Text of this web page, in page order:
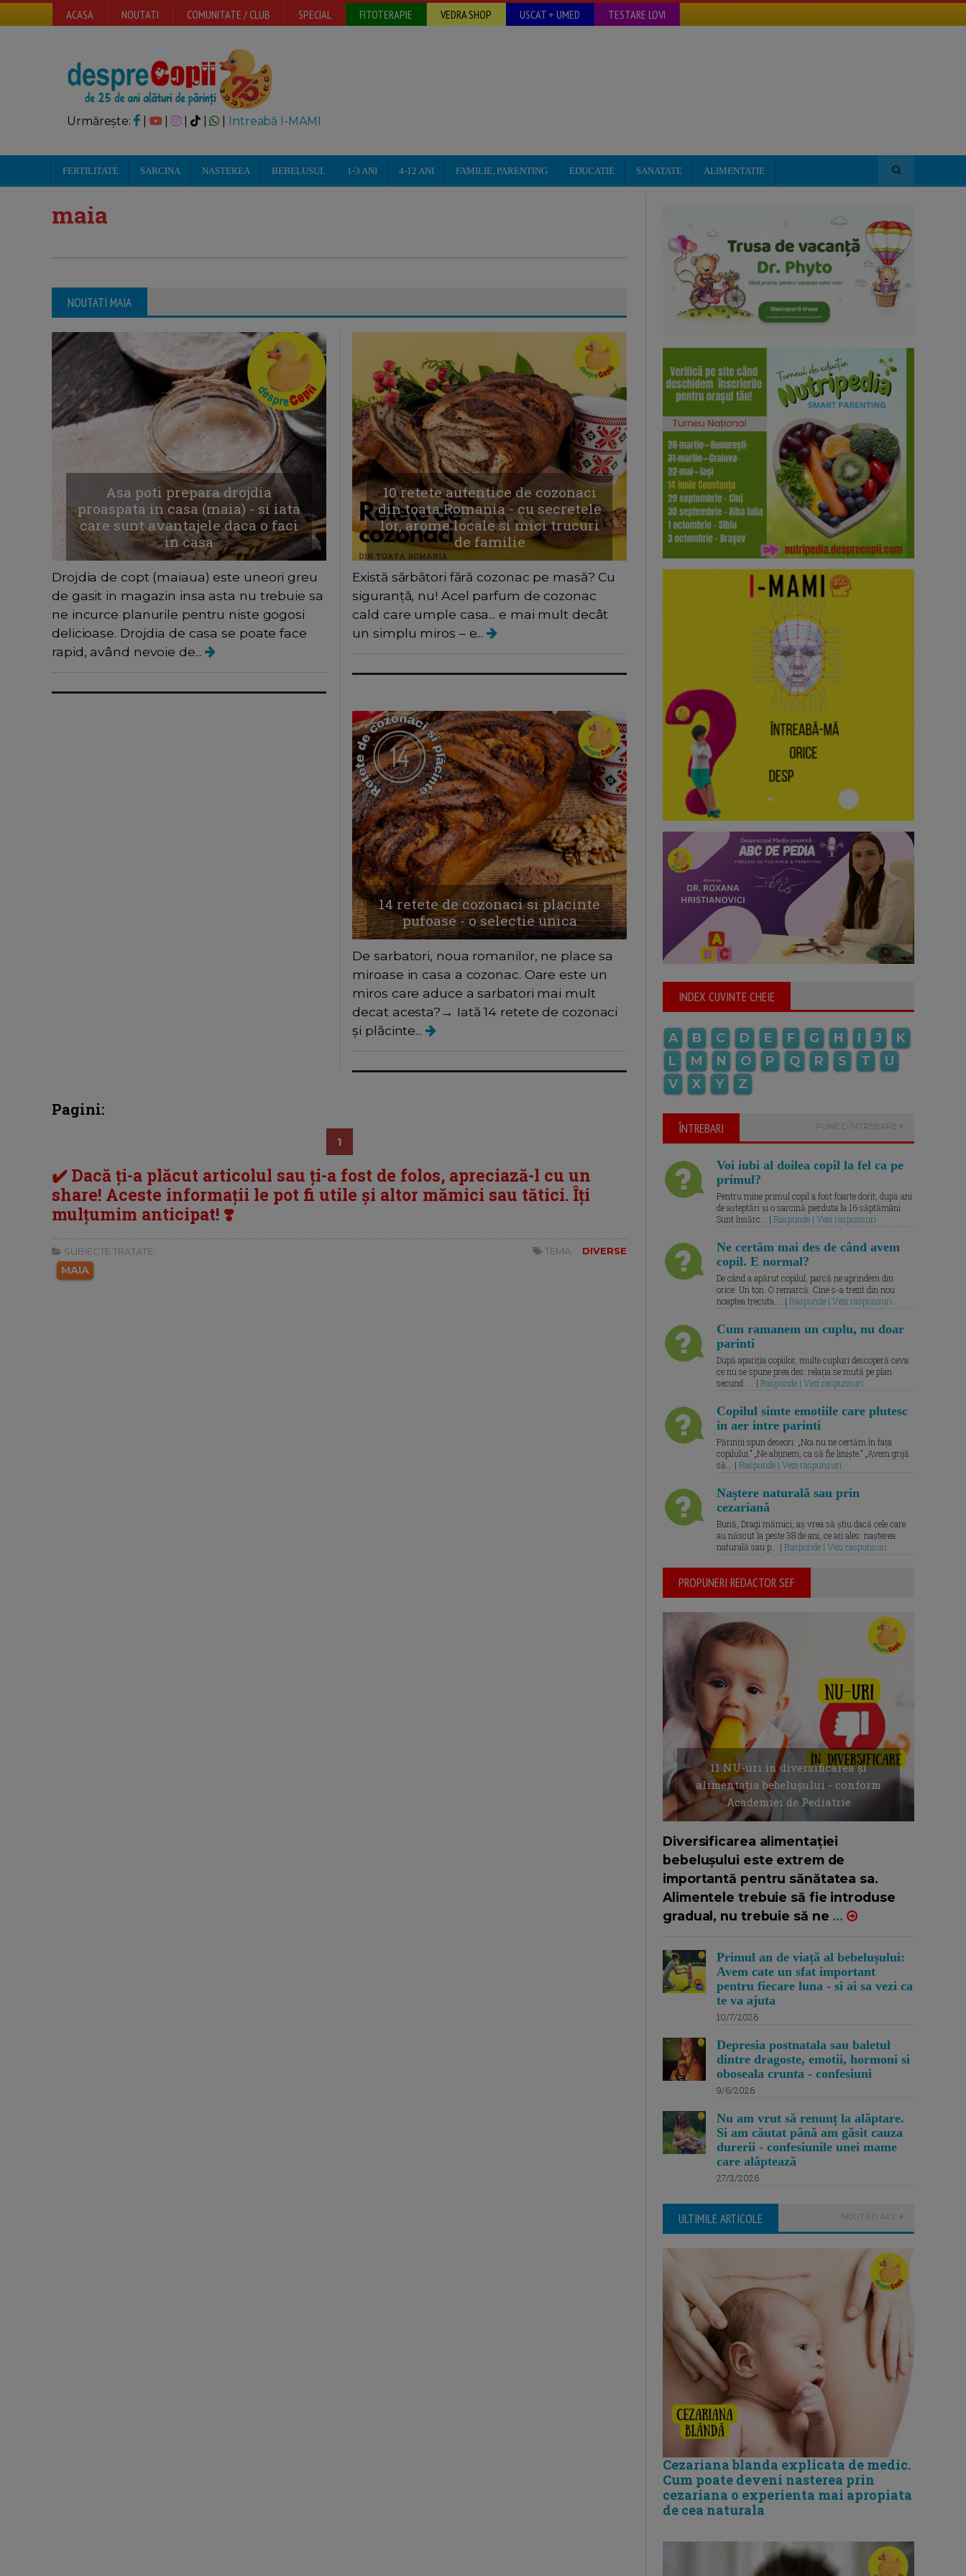
ACASA NOUTATI COMUNITATE / CLUB SPECIAL FITOTERAPIE VEDRA SHOP USCAT + UMED TESTARE LOVI
Urmărește: | | Intreabă I-MAMI
FERTILITATE SARCINA NASTEREA BEBELUSUL 1-3 ANI 4-12 ANI FAMILIE, PARENTING EDUCATIE SANATATE ALIMENTATIE
maia
NOUTATI MAIA
Asa poti prepara drojdia
proaspata in casa (maia) - si iata
care sunt avantajele daca o faci
in casa
Drojdia de copt (maiaua) este uneori greu
de gasit in magazin insa asta nu trebuie sa
ne incurce planurile pentru niste gogosi
delicioase. Drojdia de casa se poate face
rapid, având nevoie de...
10 retete autentice de cozonaci
din toata Romania - cu secretele
lor, arome locale si mici trucuri
de familie
Există sărbători fără cozonac pe masă? Cu
siguranță, nu! Acel parfum de cozonac
cald care umple casa... e mai mult decât
un simplu miros – e...
14 retete de cozonaci si placinte
pufoase - o selectie unica
De sarbatori, noua romanilor, ne place sa
miroase in casa a cozonac. Oare este un
miros care aduce a sarbatori mai mult
decat acesta?→ Iată 14 retete de cozonaci
și plăcinte...
Pagini:
1
✔️ Dacă ți-a plăcut articolul sau ți-a fost de folos, apreciază-l cu un
share! Aceste informații le pot fi utile și altor mămici sau tătici. Îți
mulțumim anticipat! ❣️
SUBIECTE TRATATE:
MAIA
TEMA: DIVERSE
INDEX CUVINTE CHEIE
A B C D E F G H I J
K
L
M N O P Q R S T
U
V
X Y Z
ÎNTREBARI PUNE O ÎNTREBARE
Voi iubi al doilea copil la fel ca pe
primul?
Pentru mine primul copil a fost foarte dorit, după ani
de așteptări și o sarcină pierduta la 16 săptămâni.
Sunt însărc... | Raspunde | Vezi raspunsuri
Ne certăm mai des de când avem
copil. E normal?
De când a apărut copilul, parcă ne aprindem din
orice. Un ton. O remarcă. Cine s-a trezit din nou
noaptea trecuta.... | Raspunde | Vezi raspunsuri
Cum ramanem un cuplu, nu doar
parinti
După apariția copiilor, multe cupluri descoperă ceva
ce nu se spune prea des: relația se mută pe plan
secund. ... | Raspunde | Vezi raspunsuri
Copilul simte emotiile care plutesc
in aer intre parinti
Părinții spun deseori: „Noi nu ne certăm în fața
copilului.” „Ne abținem, ca să fie liniște.” „Avem grijă
să... | Raspunde | Vezi raspunsuri
Naștere naturală sau prin
cezariană
Bună, Dragi mămici, aș vrea să știu dacă cele care
au născut la peste 38 de ani, ce ați ales: nașterea
naturală sau p... | Raspunde | Vezi raspunsuri
PROPUNERI REDACTOR SEF
11 NU-uri in diversificarea și
alimentația bebelușului - conform
Academiei de Pediatrie
Diversificarea alimentației
bebelușului este extrem de
importantă pentru sănătatea sa.
Alimentele trebuie să fie introduse
gradual, nu trebuie să ne ...
Primul an de viață al bebelușului:
Avem cate un sfat important
pentru fiecare luna - si ai sa vezi ca
te va ajuta
10/7/2026
Depresia postnatala sau baletul
dintre dragoste, emotii, hormoni si
oboseala crunta - confesiuni
9/6/2026
Nu am vrut să renunț la alăptare.
Si am căutat până am găsit cauza
durerii - confesiunile unei mame
care alăptează
27/3/2026
ULTIMILE ARTICOLE NOUTATI AICI
Cezariana blanda explicata de medic.
Cum poate deveni nasterea prin
cezariana o experienta mai apropiata
de cea naturala